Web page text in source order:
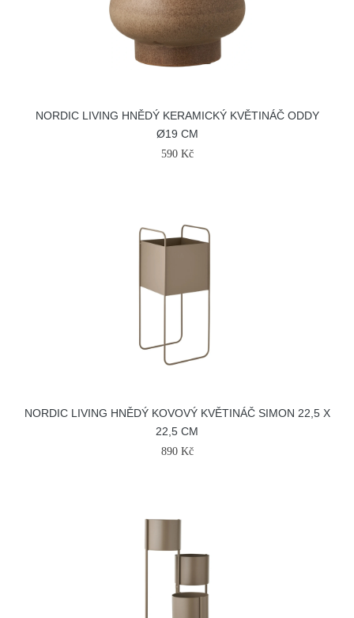
NORDIC LIVING HNĚDÝ KERAMICKÝ KVĚTINÁČ ODDY
Ø19 CM
590 Kč
NORDIC LIVING HNĚDÝ KOVOVÝ KVĚTINÁČ SIMON 22,5 X
22,5 CM
890 Kč